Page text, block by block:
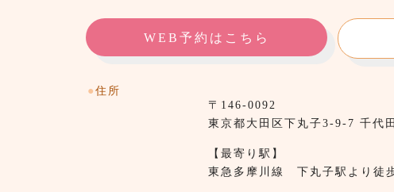
WEB予約はこちら
● 住所
〒146-0092
東京都⼤田区下丸子3-9-7 千代
【最寄り駅】
東急多摩川線 下丸子駅より徒